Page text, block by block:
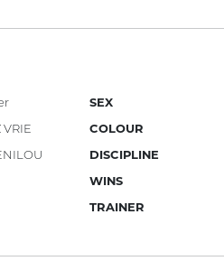
VRIE
SEX
COLOUR
DISCIPLINE
WINS
TRAINER